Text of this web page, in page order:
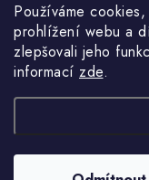
Používáme
prohlížení webu a
zlepšovali jeho
informací zde.
Facebook
Jak reklamovat či vrátit